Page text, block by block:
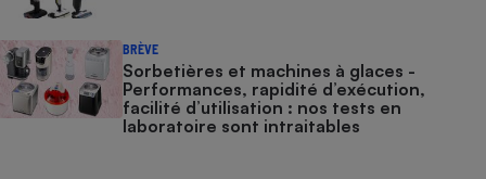
BRÈVE
Sorbetières et machines à glaces​​​​​​ -
Performances, rapidité d’exécution,
facilité d’utilisation : nos tests en
laboratoire sont intraitables